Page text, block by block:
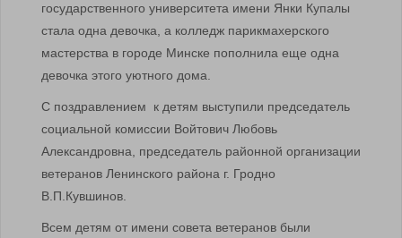
государственного университета имени Янки Купалы
стала одна девочка, а колледж парикмахерского
мастерства в городе Минске пополнила еще одна
девочка этого уютного дома.
С поздравлением к детям выступили председатель
социальной комиссии Войтович Любовь
Александровна, председатель районной организации
ветеранов Ленинского района г. Гродно
В.П.Кувшинов.
Всем детям от имени совета ветеранов были